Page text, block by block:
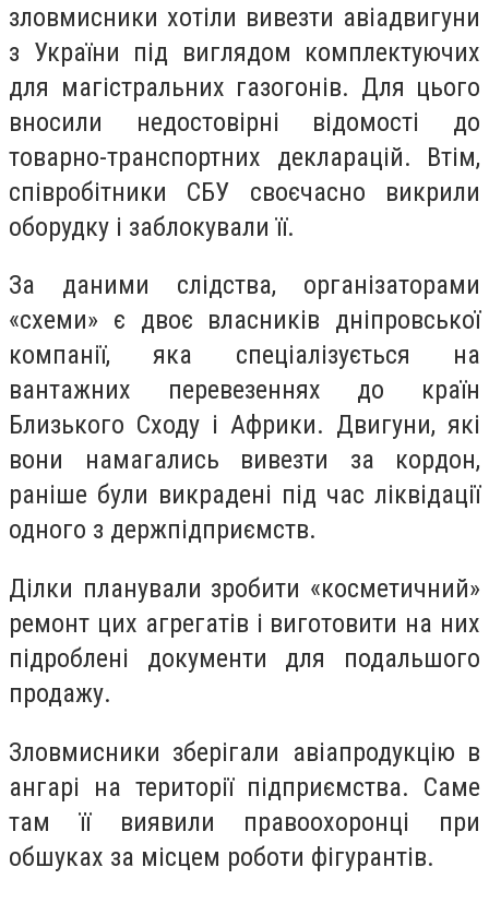
зловмисники хотіли вивезти авіадвигуни
з України під виглядом комплектуючих
для магістральних газогонів. Для цього
вносили недостовірні відомості до
товарно-транспортних декларацій. Втім,
співробітники СБУ своєчасно викрили
оборудку і заблокували її.
За даними слідства, організаторами
«схеми» є двоє власників дніпровської
компанії, яка спеціалізується на
вантажних перевезеннях до країн
Близького Сходу і Африки. Двигуни, які
вони намагались вивезти за кордон,
раніше були викрадені під час ліквідації
одного з держпідприємств.
Ділки планували зробити «косметичний»
ремонт цих агрегатів і виготовити на них
підроблені документи для подальшого
продажу.
Зловмисники зберігали авіапродукцію в
ангарі на території підприємства. Саме
там її виявили правоохоронці при
обшуках за місцем роботи фігурантів.